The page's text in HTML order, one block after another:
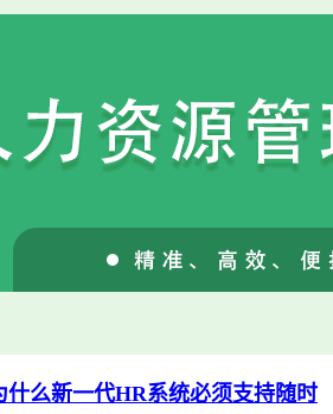
什么新一代HR系统必须支持随时